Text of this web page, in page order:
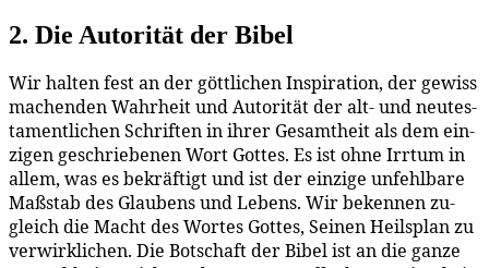
2. Die Au­to­ri­tät der Bibel
Wir hal­ten fest an der gött­li­chen In­spi­ra­ti­on, der ge­wiss
ma­chen­den Wahr­heit und Au­to­ri­tät der alt- und neu­tes­
ta­ment­li­chen Schrif­ten in ih­rer Ge­samt­heit als dem ein­
zi­gen ge­schrie­be­nen Wort Got­tes. Es ist oh­ne Irr­tum in
al­lem, was es be­kräf­tigt und ist der ein­zi­ge un­fehl­ba­re
Maß­stab des Glau­bens und Le­bens. Wir be­ken­nen zu­
gleich die Macht des Wor­tes Got­tes, Sei­nen Heils­plan zu
ver­wirk­li­chen. Die Bot­schaft der Bi­bel ist an die gan­ze